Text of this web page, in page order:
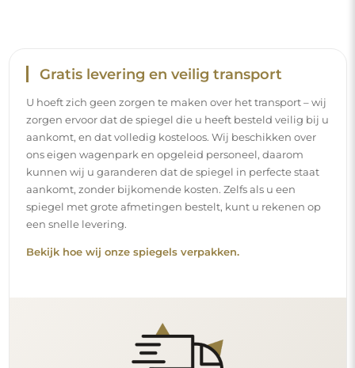
Gratis levering en veilig transport
U hoeft zich geen zorgen te maken over het transport – wij
zorgen ervoor dat de spiegel die u heeft besteld veilig bij u
aankomt, en dat volledig kosteloos. Wij beschikken over
ons eigen wagenpark en opgeleid personeel, daarom
kunnen wij u garanderen dat de spiegel in perfecte staat
aankomt, zonder bijkomende kosten. Zelfs als u een
spiegel met grote afmetingen bestelt, kunt u rekenen op
een snelle levering.
Bekijk hoe wij onze spiegels verpakken.